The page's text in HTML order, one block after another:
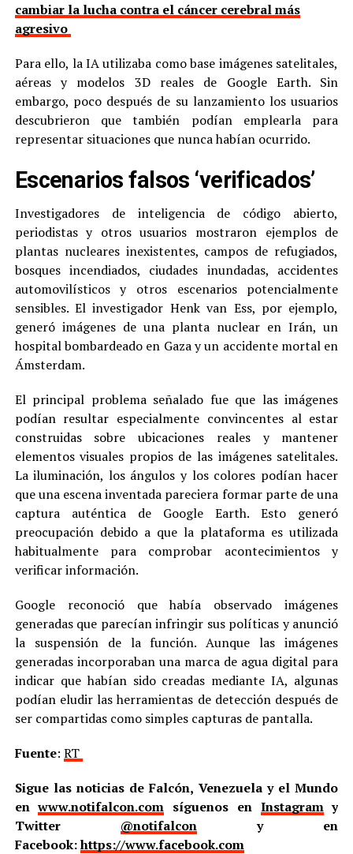
cambiar la lucha contra el cáncer cerebral más
agresivo
Para ello, la IA utilizaba como base imágenes satelitales,
aéreas y modelos 3D reales de Google Earth. Sin
embargo, poco después de su lanzamiento los usuarios
descubrieron que también podían emplearla para
representar situaciones que nunca habían ocurrido.
Escenarios falsos ‘verificados’
Investigadores de inteligencia de código abierto,
periodistas y otros usuarios mostraron ejemplos de
plantas nucleares inexistentes, campos de refugiados,
bosques incendiados, ciudades inundadas, accidentes
automovilísticos y otros escenarios potencialmente
sensibles. El investigador Henk van Ess, por ejemplo,
generó imágenes de una planta nuclear en Irán, un
hospital bombardeado en Gaza y un accidente mortal en
Ámsterdam.
El principal problema señalado fue que las imágenes
podían resultar especialmente convincentes al estar
construidas sobre ubicaciones reales y mantener
elementos visuales propios de las imágenes satelitales.
La iluminación, los ángulos y los colores podían hacer
que una escena inventada pareciera formar parte de una
captura auténtica de Google Earth. Esto generó
preocupación debido a que la plataforma es utilizada
habitualmente para comprobar acontecimientos y
verificar información.
Google reconoció que había observado imágenes
generadas que parecían infringir sus políticas y anunció
la suspensión de la función. Aunque las imágenes
generadas incorporaban una marca de agua digital para
indicar que habían sido creadas mediante IA, algunas
podían eludir las herramientas de detección después de
ser compartidas como simples capturas de pantalla.
Fuente: RT
Sigue las noticias de Falcón, Venezuela y el Mundo
enwww.notifalcon.com síguenos en Instagramy
Twitter @notifalcony en
Facebook:https://www.facebook.com